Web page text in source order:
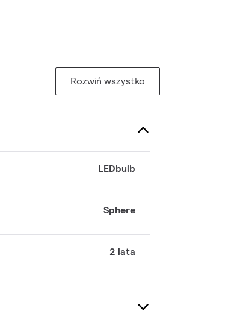
Rozwiń wszystko
LEDbulb
Sphere
2 lata